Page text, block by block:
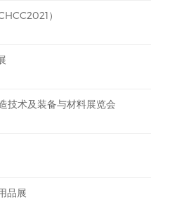
）
技术及装备与材料展览会
品展